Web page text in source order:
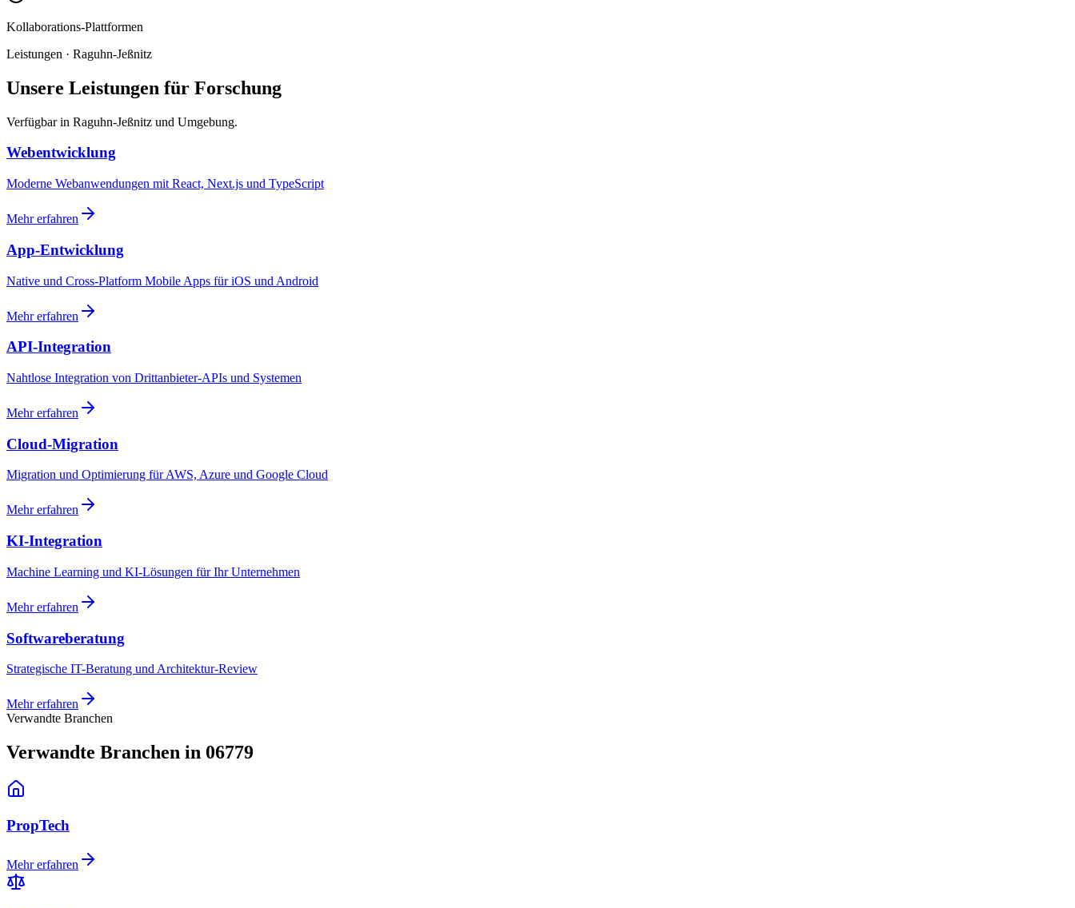
Kollaborations-Plattformen
Leistungen · Raguhn-Jeßnitz
Unsere Leistungen für Forschung
Verfügbar in Raguhn-Jeßnitz und Umgebung.
Webentwicklung
Moderne Webanwendungen mit React, Next.js und TypeScript
Mehr erfahren
App-Entwicklung
Native und Cross-Platform Mobile Apps für iOS und Android
Mehr erfahren
API-Integration
Nahtlose Integration von Drittanbieter-APIs und Systemen
Mehr erfahren
Cloud-Migration
Migration und Optimierung für AWS, Azure und Google Cloud
Mehr erfahren
KI-Integration
Machine Learning und KI-Lösungen für Ihr Unternehmen
Mehr erfahren
Softwareberatung
Strategische IT-Beratung und Architektur-Review
Mehr erfahren
Verwandte Branchen
Verwandte Branchen in 06779
PropTech
Mehr erfahren